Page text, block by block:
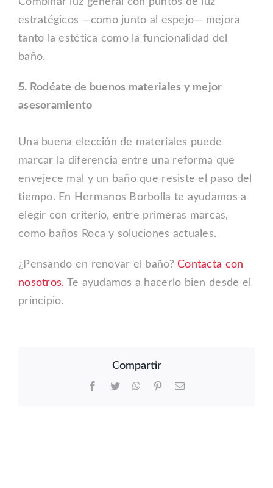
estratégicos —como junto al espejo— mejora
tanto la estética como la funcionalidad del
baño.
5. Rodéate de buenos materiales y mejor
asesoramiento
Una buena elección de materiales puede
marcar la diferencia entre una reforma que
envejece mal y un baño que resiste el paso del
tiempo. En Hermanos Borbolla te ayudamos a
elegir con criterio, entre primeras marcas,
como baños Roca y soluciones actuales.
¿Pensando en renovar el baño?Contacta con
nosotros. Te ayudamos a hacerlo bien desde el
principio.
Compartir
Facebook
Twitter WhatsApp
PinterestCorreo